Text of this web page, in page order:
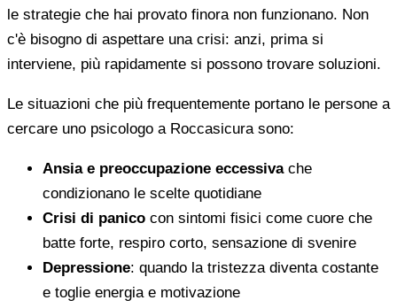
le strategie che hai provato finora non funzionano. Non
c'è bisogno di aspettare una crisi: anzi, prima si
interviene, più rapidamente si possono trovare soluzioni.
Le situazioni che più frequentemente portano le persone a
cercare uno psicologo a Roccasicura sono:
Ansia e preoccupazione eccessivache
condizionano le scelte quotidiane
Crisi di panico con sintomi fisici come cuore che
batte forte, respiro corto, sensazione di svenire
Depressione: quando la tristezza diventa costante
e toglie energia e motivazione